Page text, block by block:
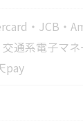
・JCB・
通系電子マ
pay